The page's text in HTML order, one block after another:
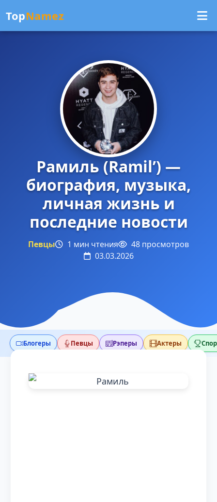
TopNamez
Рамиль (Ramil’) —
биография, музыка,
личная жизнь и
последние новости
Певцы 1 мин чтения
48 просмотров
03.03.2026
Блогеры Певцы Рэперы Актеры